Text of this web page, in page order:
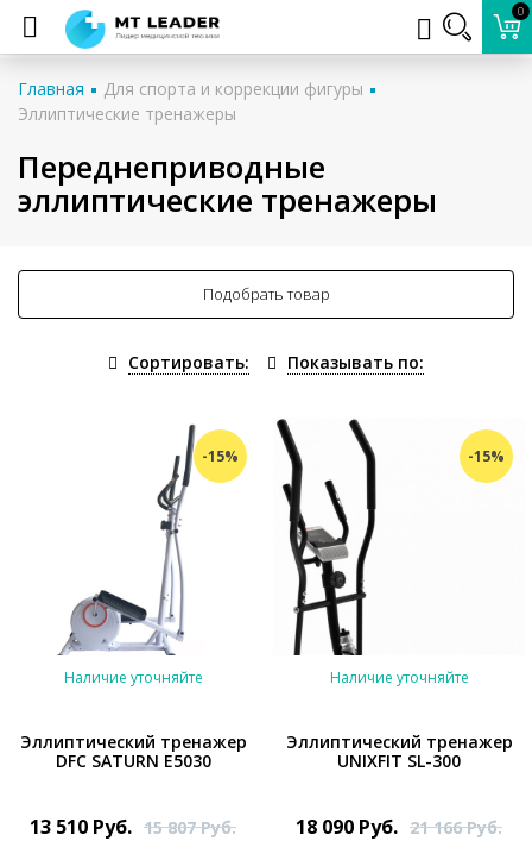
0
Главная
Для спорта и коррекции фигуры
Эллиптические тренажеры
Переднеприводные
эллиптические тренажеры
Подобрать товар
Сортировать: Показывать по:
-15%
Наличие уточняйте
Эллиптический тренажер
DFC SATURN E5030
13 510 Руб. 15 807Руб.
-15%
Наличие уточняйте
Эллиптический тренажер
UNIXFIT SL-300
18 090 Руб. 21 166Руб.